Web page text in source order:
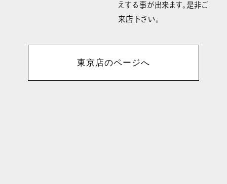
えする事が出来ます。是非ご
来店下さい。
東京店のページへ